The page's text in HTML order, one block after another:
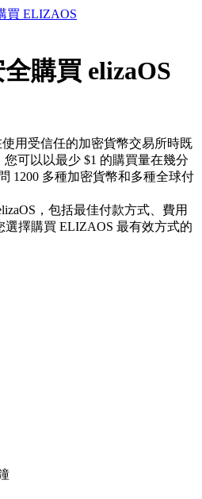
續合約
永續合約
買 ELIZAOS
購買 elizaOS
使用受信任的加密貨幣交易所時既
您可以以最少 $1 的購買量在幾分
1200 多種加密貨幣和多種全球付
，包括最佳付款方式、費用
擇購買 ELIZAOS 最有效方式的